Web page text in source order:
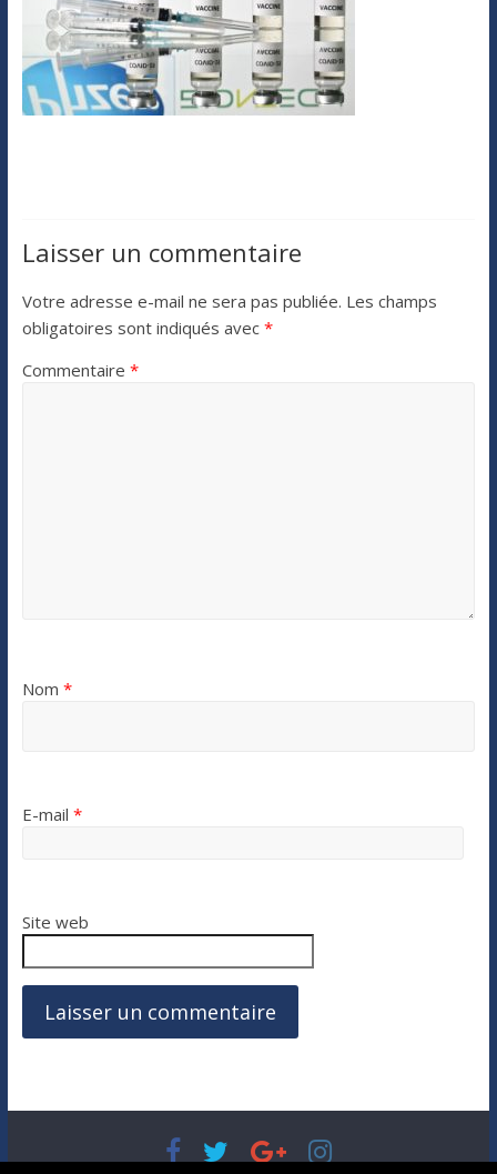
Laisser un commentaire
Votre adresse e-mail ne sera pas publiée. Les champs
obligatoires sont indiqués avec *
Commentaire *
Nom *
E-mail *
Site web